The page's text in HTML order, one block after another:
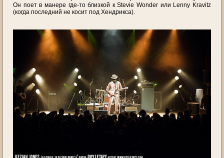
Он поет в манере где-то близкой к Stevie Wonder или Lenny Kravitz
(когда последний не косит под Хендрикса).